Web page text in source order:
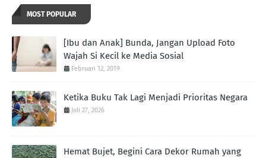
MOST POPULAR
[Ibu dan Anak] Bunda, Jangan Upload Foto
Wajah Si Kecil ke Media Sosial
Februari 12, 2019
Ketika Buku Tak Lagi Menjadi Prioritas Negara
Juli 27, 2026
Hemat Bujet, Begini Cara Dekor Rumah yang